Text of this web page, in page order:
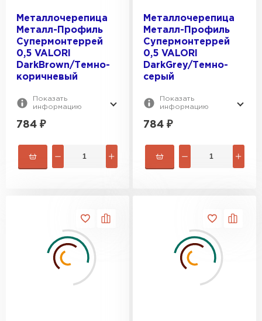
Металлочерепица
Металл-Профиль
Супермонтеррей
0,5 VALORI
DarkBrown/Темно-
коричневый
Показать
информацию
784 ₽
Металлочерепица
Металл-Профиль
Супермонтеррей
0,5 VALORI
DarkGrey/Темно-
серый
Показать
информацию
784 ₽